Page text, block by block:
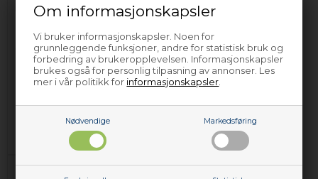
Om informasjonskapsler
Vi bruker informasjonskapsler. Noen for
grunnleggende funksjoner, andre for statistisk bruk og
forbedring av brukeropplevelsen. Informasjonskapsler
brukes også for personlig tilpasning av annonser. Les
mer i vår politikk for informasjonskapsler
Nødvendige Markedsføring
Dørlås, Etna
oppvaskmaskin
849,00 NOK
Legg i kurven
Lev. 2-4 virkedager
Dørlås, Etna
oppvaskmaskin -
Svart
638,00
Legg i kurven
Lev. 2-4 virkedager